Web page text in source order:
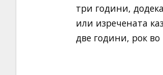
три години,
или изречената
две години, рок во